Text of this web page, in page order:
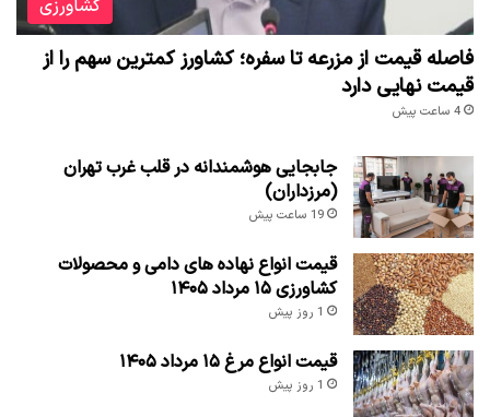
کشاورزی
فاصله قیمت از مزرعه تا سفره؛ کشاورز کمترین سهم را از
قیمت نهایی دارد
4 ساعت پیش
جابجایی هوشمندانه در قلب غرب تهران
(مرزداران)
19 ساعت پیش
قیمت انواع نهاده های دامی و محصولات
کشاورزی ۱۵ مرداد ۱۴۰۵
1 روز پیش
قیمت انواع مرغ ۱۵ مرداد ۱۴۰۵
1 روز پیش